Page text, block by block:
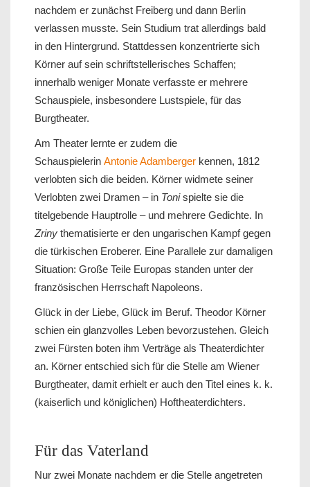
nachdem er zunächst Freiberg und dann Berlin
verlassen musste. Sein Studium trat allerdings bald
in den Hintergrund. Stattdessen konzentrierte sich
Körner auf sein schriftstellerisches Schaffen;
innerhalb weniger Monate verfasste er mehrere
Schauspiele, insbesondere Lustspiele, für das
Burgtheater.
Am Theater lernte er zudem die
Schauspielerin Antonie Adamberger kennen, 1812
verlobten sich die beiden. Körner widmete seiner
Verlobten zwei Dramen – in Tonispielte sie die
titelgebende Hauptrolle – und mehrere Gedichte. In
Zriny thematisierte er den ungarischen Kampf gegen
die türkischen Eroberer. Eine Parallele zur damaligen
Situation: Große Teile Europas standen unter der
französischen Herrschaft Napoleons.
Glück in der Liebe, Glück im Beruf. Theodor Körner
schien ein glanzvolles Leben bevorzustehen. Gleich
zwei Fürsten boten ihm Verträge als Theaterdichter
an. Körner entschied sich für die Stelle am Wiener
Burgtheater, damit erhielt er auch den Titel eines k. k.
(kaiserlich und königlichen) Hoftheaterdichters.
Für das Vaterland
Nur zwei Monate nachdem er die Stelle angetreten